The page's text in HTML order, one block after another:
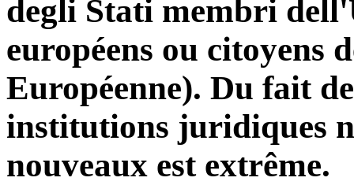
degli Stati membri
européens ou citoyens
Européenne). Du fait
institutions juridiques
nouveaux est extrême.